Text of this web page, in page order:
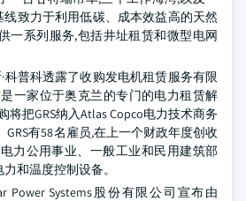
线致力于利用低碳、成本效益高的天然
一系列服务,包括井址租赁和微型电网
科普科透露了收购发电机租赁服务有限
是一家位于奥克兰的专门的电力租赁解
将把GRS纳入Atlas Copco电力技术商务
有58名雇员,在上一个财政年度创收
力公用事业、一般工业和民用建筑部
和温度控制设备。
Power Systems股份有限公司宣布由